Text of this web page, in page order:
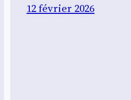
12 février 2026